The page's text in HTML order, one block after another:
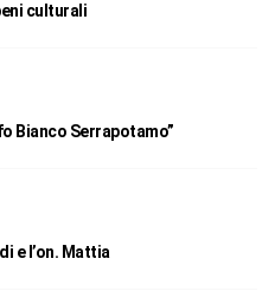
culturali
Bianco Serrapotamo”
e l’on. Mattia